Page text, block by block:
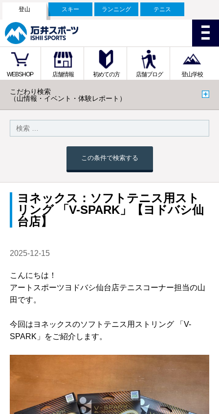
登山 スキー ランニング テニス
WEBSHOP 店舗情報 初めての方 店舗ブログ 登山学校
こだわり検索
（山情報・イベント・体験レポート）
この条件で検索する
ヨネックス：ソフトテニス用スト
リング 「V-SPARK」【ヨドバシ仙
台店】
2025-12-15
こんにちは！
アートスポーツヨドバシ仙台店テニスコーナー担当の山
田です。
今回はヨネックスのソフトテニス用ストリング 「V-
SPARK」をご紹介します。